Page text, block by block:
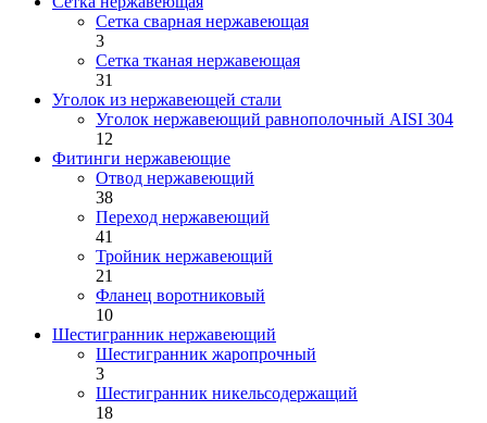
Сетка сварная нержавеющая
3
Сетка тканая нержавеющая
31
Уголок из нержавеющей стали
Уголок нержавеющий равнополочный AISI 304
12
Фитинги нержавеющие
Отвод нержавеющий
38
Переход нержавеющий
41
Тройник нержавеющий
21
Фланец воротниковый
10
Шестигранник нержавеющий
Шестигранник жаропрочный
3
Шестигранник никельсодержащий
18